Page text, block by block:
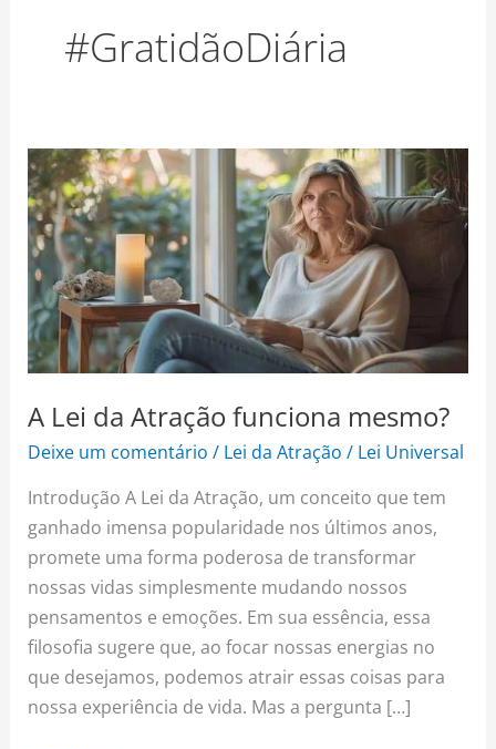
k a
m
s
t
#GratidãoDiária
A Lei da Atração funciona mesmo?
Deixe um comentário / Lei da Atração / Lei Universal
Introdução A Lei da Atração, um conceito que tem
ganhado imensa popularidade nos últimos anos,
promete uma forma poderosa de transformar
nossas vidas simplesmente mudando nossos
pensamentos e emoções. Em sua essência, essa
filosofia sugere que, ao focar nossas energias no
que desejamos, podemos atrair essas coisas para
nossa experiência de vida. Mas a pergunta […]
A
Lei
da
Atração
funciona
mesmo?